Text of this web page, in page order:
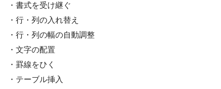
・書式を受け継ぐ
・行・列の入れ替え
・行・列の幅の自動調整
・文字の配置
・罫線をひく
・テーブル挿入